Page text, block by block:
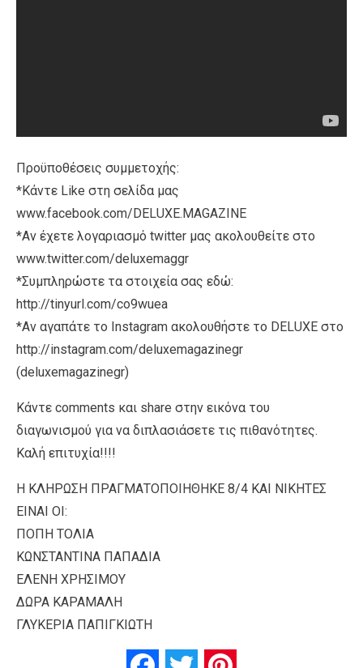
Προϋποθέσεις συμμετοχής:
*Κάντε Like στη σελίδα μας
www.facebook.com/DELUXE.MAGAZINE
*Αν έχετε λογαριασμό twitter μας ακολουθείτε στο
www.twitter.com/deluxemaggr
*Συμπληρώστε τα στοιχεία σας εδώ:
http://tinyurl.com/co9wuea
*Αν αγαπάτε το Instagram ακολουθήστε το DELUXE στο
http://instagram.com/deluxemagazinegr
(deluxemagazinegr)
Κάντε comments και share στην εικόνα του
διαγωνισμού για να διπλασιάσετε τις πιθανότητες.
Καλή επιτυχία!!!!
Η ΚΛΗΡΩΣΗ ΠΡΑΓΜΑΤΟΠΟΙΗΘΗΚΕ 8/4 ΚΑΙ ΝΙΚΗΤΕΣ
ΕΙΝΑΙ ΟΙ:
ΠΟΠΗ ΤΟΛΙΑ
ΚΩΝΣΤΑΝΤΙΝΑ ΠΑΠΑΔΙΑ
ΕΛΕΝΗ ΧΡΗΣΙΜΟΥ
ΔΩΡΑ ΚΑΡΑΜΑΛΗ
ΓΛΥΚΕΡΙΑ ΠΑΠΙΓΚΙΩΤΗ